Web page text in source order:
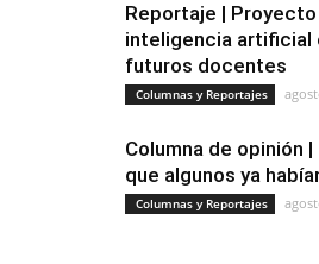
Reportaje |
inteligencia artificial
futuros docentes
Columnas y Reportajes
Columna de opinión
que algunos ya
Columnas y Reportajes